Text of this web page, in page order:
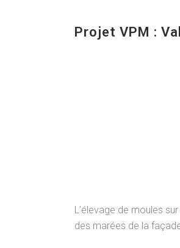
Projet VPM :
L’élevage de moules
des marées de la